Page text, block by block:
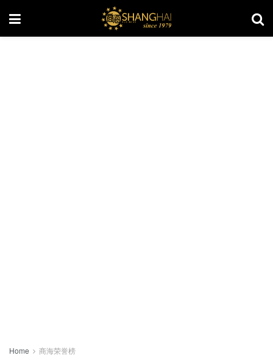
Home 商海荣誉榜